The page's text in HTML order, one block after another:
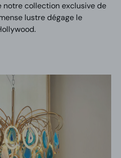
notre collection exclusive de
lustre dégage le